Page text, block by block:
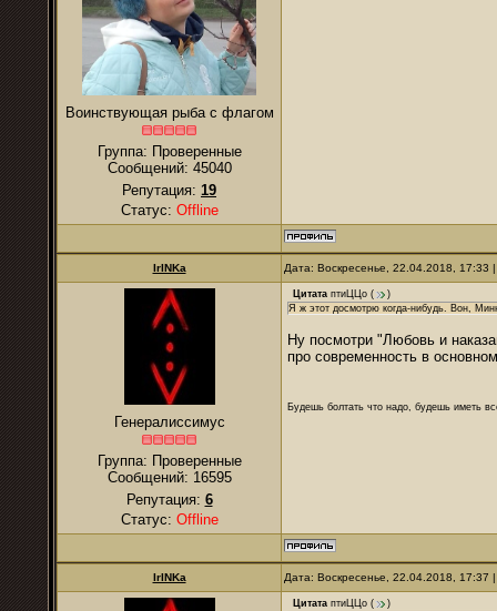
Воинствующая рыба с флагом
Группа: Проверенные
Сообщений: 45040
Репутация: 19
Статус: Offline
IrINKa Дата: Воскресенье, 22.04.2018,
Генералиссимус
Группа: Проверенные
Сообщений: 16595
Репутация: 6
Статус: Offline
Цитата птиЦЦо (
)
Я ж этот досмотрю когда-нибудь. Вон,
Ну посмотри "Любовь и
про современность в
Будешь болтать что надо, будешь иметь
IrINKa Дата: Воскресенье, 22.04.2018,
Цитата птиЦЦо (
)